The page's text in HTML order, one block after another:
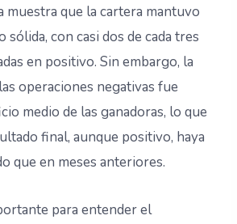
muestra que la cartera mantuvo
sólida, con casi dos de cada tres
en positivo. Sin embargo, la
operaciones negativas fue
medio de las ganadoras, lo que
final, aunque positivo, haya
que en meses anteriores.
para entender el